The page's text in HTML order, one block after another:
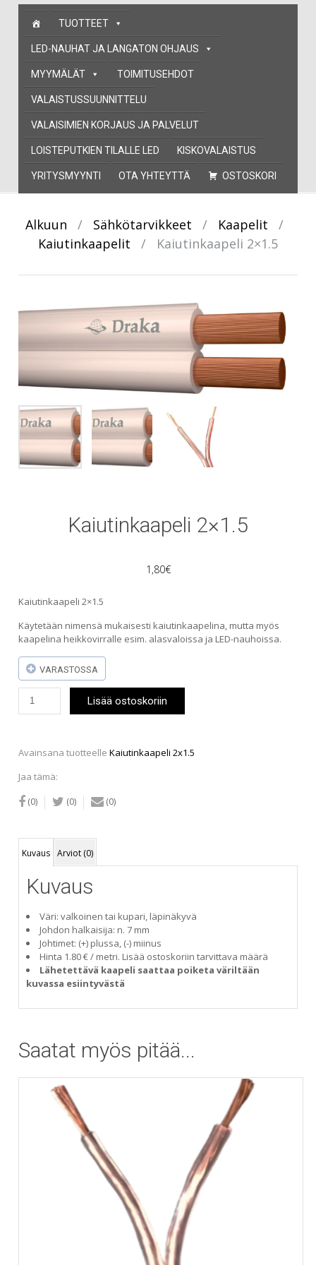
Skip
content
TUOTTEET
LED-NAUHAT JA LANGATON OHJAUS
MYYMÄLÄT TOIMITUSEHDOT
VALAISTUSSUUNNITTELU
VALAISIMIEN KORJAUS JA PALVELUT
LOISTEPUTKIEN TILALLE LED KISKOVALAISTUS
YRITYSMYYNTI OTA YHTEYTTÄ OSTOSKORI
Alkuun / Sähkötarvikkeet / Kaapelit
/
Kaiutinkaapelit
/ Kaiutinkaapeli 2×1.5
Kaiutinkaapeli 2×1.5
1,80€
Kaiutinkaapeli 2×1.5
Käytetään nimensä mukaisesti kaiutinkaapelina, mutta myös
kaapelina heikkovirralle esim. alasvaloissa ja LED-nauhoissa.
VARASTOSSA
2x1.5
Lisää ostoskoriin
Avainsana tuotteelleKaiutinkaapeli 2x1.5
Jaa tämä:
(0) (0) (0)
Kuvaus Arviot (0)
Kuvaus
Väri: valkoinen tai kupari, läpinäkyvä
Johdon halkaisija: n. 7 mm
Johtimet: (+) plussa, (-) miinus
Hinta 1.80 € / metri. Lisää ostoskoriin tarvittava määrä
Lähetettävä kaapeli saattaa poiketa väriltään
kuvassa esiintyvästä
Saatat myös pitää...